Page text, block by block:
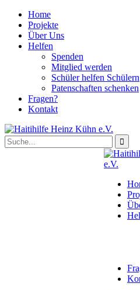
Home
Projekte
Über Uns
Helfen
Spenden
Mitglied werden
Schüler helfen Schülern
Patenschaften schenken
Fragen?
Kontakt